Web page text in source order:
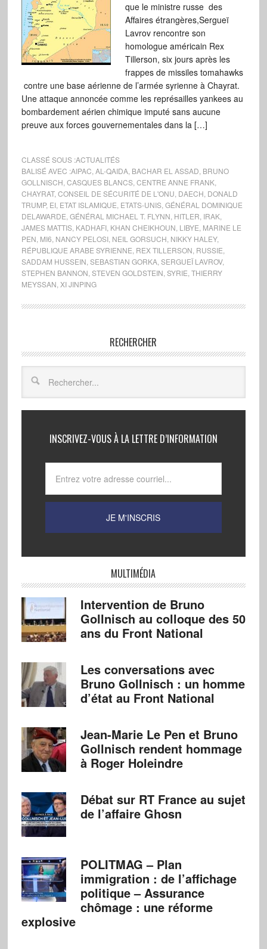
que le ministre russe des
Affaires étrangères,Sergueï
Lavrov rencontre son
homologue américain Rex
Tillerson, six jours après les
frappes de missiles tomahawks
contre une base aérienne de l’armée syrienne à Chayrat.
Une attaque annoncée comme les représailles yankees au
bombardement aérien chimique imputé sans aucune
preuve aux forces gouvernementales dans la […]
CLASSÉ SOUS :ACTUALITÉS
BALISÉ AVEC :AIPAC AL-QAIDA, BACHAR EL ASSAD BRUNO
GOLLNISCH CASQUES BLANCS, CENTRE ANNE FRANK,
CHAYRAT, CONSEIL DE SÉCURITÉ DE L'ONU DAECH DONALD
TRUMP, EI, ETAT ISLAMIQUE ETATS-UNIS, GÉNÉRAL DOMINIQUE
DELAWARDE GÉNÉRAL MICHAEL T. FLYNN HITLER IRAK,
JAMES MATTIS, KADHAFI, KHAN CHEIKHOUN LIBYE MARINE LE
PEN MI6 NANCY PELOSI, NEIL GORSUCH NIKKY HALEY,
RÉPUBLIQUE ARABE SYRIENNE REX TILLERSON RUSSIE
SADDAM HUSSEIN SEBASTIAN GORKA, SERGUEÏ LAVROV,
STEPHEN BANNON STEVEN GOLDSTEIN SYRIE THIERRY
MEYSSAN XI JINPING
RECHERCHER
INSCRIVEZ-VOUS À LA LETTRE D’INFORMATION
MULTIMÉDIA
Intervention de Bruno
Gollnisch au colloque des 50
ans du Front National
Les conversations avec
Bruno Gollnisch : un homme
d’état au Front National
Jean-Marie Le Pen et Bruno
Gollnisch rendent hommage
à Roger Holeindre
Débat sur RT France au sujet
de l’affaire Ghosn
POLITMAG – Plan
immigration : de l’affichage
politique – Assurance
chômage : une réforme
explosive